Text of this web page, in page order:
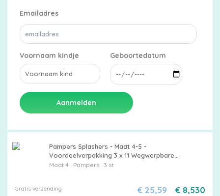
Emailadres
Voornaam kindje Geboortedatum
Aanmelden
Pampers Splashers - Maat 4-5 -
Voordeelverpakking 3 x 11 Wegwerpbare
Zwemluiers
Maat 4 Pampers3 st
Gratis verzending € 8,530
€ 25,59